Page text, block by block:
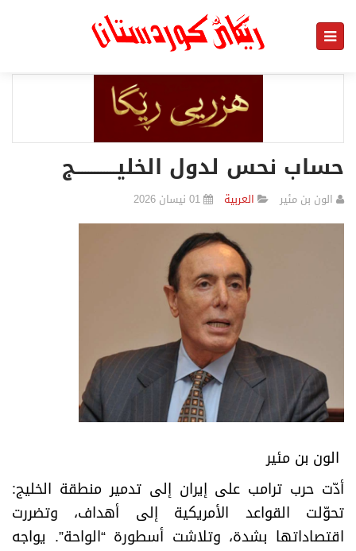
حساب نحس لدول الخليـــــــــــــج
الون بن مئير العربیة 01 نیسان 2026
الون بن مئير
أدّت حرب ترامب على إيران إلى تدمير منطقة الخليج:
تحوّلت القواعد الأمريكية إلى أهداف، وتضررت
اقتصاداتها بشدة، وتلاشت أسطورة “الواحة”. يواجه